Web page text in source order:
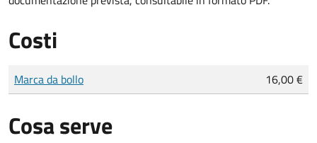
Costi
Tipo di pagamento
Importo
Marca da bollo 16,00 €
Cosa serve